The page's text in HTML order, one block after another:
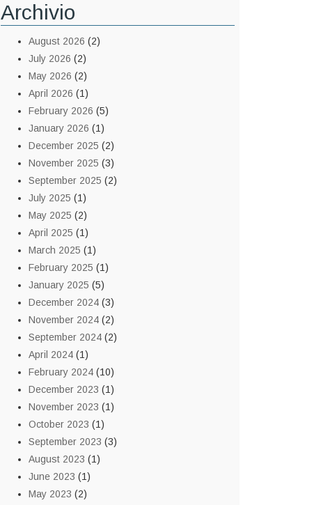
Archivio
August 2026 (2)
July 2026 (2)
May 2026 (2)
April 2026 (1)
February 2026 (5)
January 2026 (1)
December 2025 (2)
November 2025 (3)
September 2025 (2)
July 2025 (1)
May 2025 (2)
April 2025 (1)
March 2025 (1)
February 2025 (1)
January 2025 (5)
December 2024 (3)
November 2024 (2)
September 2024 (2)
April 2024 (1)
February 2024 (10)
December 2023 (1)
November 2023 (1)
October 2023 (1)
September 2023 (3)
August 2023 (1)
June 2023 (1)
May 2023 (2)